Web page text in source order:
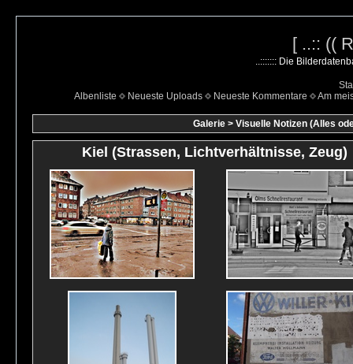
[ ..:: ((
..::::::: Die
Albenliste
Neueste Uploads Neueste Kommentare Am
Galerie> Visuelle Notizen (Alles
Kiel (Strassen, Lichtverhältnisse, Zeug)